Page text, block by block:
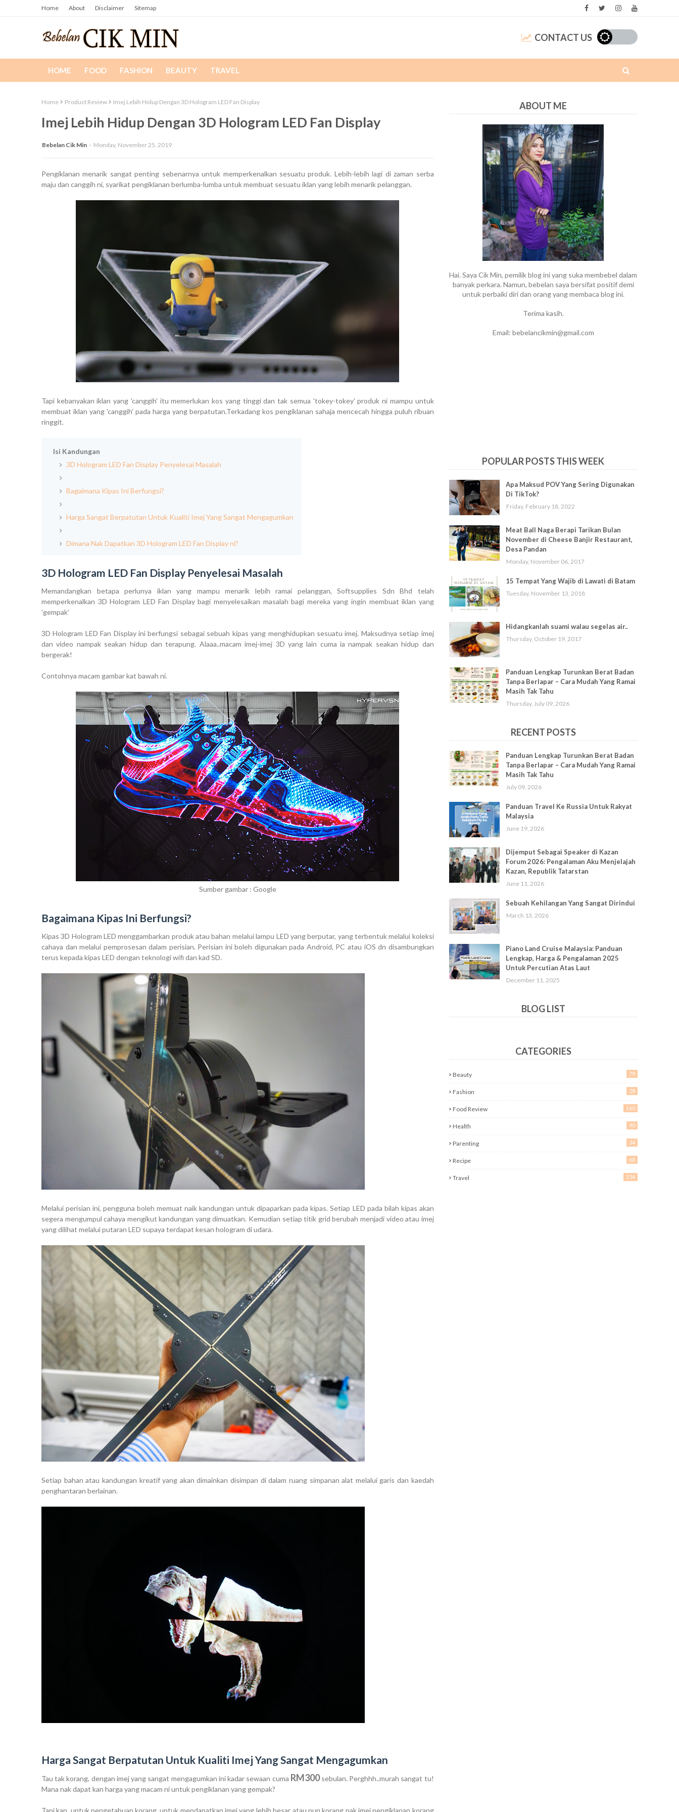
Home About Disclaimer Sitemap
CONTACT US
HOME FOOD FASHION BEAUTY TRAVEL
Home Product Review Imej Lebih Hidup Dengan 3D Hologram LED Fan Display
Imej Lebih Hidup Dengan 3D Hologram LED Fan Display
Bebelan Cik Min Monday, November 25, 2019
Pengiklanan menarik sangat penting sebenarnya untuk memperkenalkan sesuatu produk. Lebih-lebih lagi di zaman serba
maju dan canggih ni, syarikat pengiklanan berlumba-lumba untuk membuat sesuatu iklan yang lebih menarik pelanggan.
Tapi kebanyakan iklan yang 'canggih' itu memerlukan kos yang tinggi dan tak semua 'tokey-tokey' produk ni mampu untuk
membuat iklan yang 'canggih' pada harga yang berpatutan.Terkadang kos pengiklanan sahaja mencecah hingga puluh ribuan
ringgit.
Isi Kandungan
3D Hologram LED Fan Display Penyelesai Masalah
Bagaimana Kipas Ini Berfungsi?
Harga Sangat Berpatutan Untuk Kualiti Imej Yang Sangat Mengagumkan
Dimana Nak Dapatkan 3D Hologram LED Fan Display ni?
3D Hologram LED Fan Display Penyelesai Masalah
Memandangkan betapa perlunya iklan yang mampu menarik lebih ramai pelanggan, Softsupplies Sdn Bhd telah
memperkenalkan 3D Hologram LED Fan Display bagi menyelesaikan masalah bagi mereka yang ingin membuat iklan yang
'gempak'
3D Hologram LED Fan Display ini berfungsi sebagai sebuah kipas yang menghidupkan sesuatu imej. Maksudnya setiap imej
dan video nampak seakan hidup dan terapung. Alaaa..macam imej-imej 3D yang lain cuma ia nampak seakan hidup dan
bergerak!
Contohnya macam gambar kat bawah ni.
Sumber gambar : Google
Bagaimana Kipas Ini Berfungsi?
Kipas 3D Hologram LED menggambarkan produk atau bahan melalui lampu LED yang berputar, yang terbentuk melalui koleksi
cahaya dan melalui pemprosesan dalam perisian. Perisian ini boleh digunakan pada Android, PC atau iOS dn disambungkan
terus kepada kipas LED dengan teknologi wifi dan kad SD.
Melalui perisian ini, pengguna boleh memuat naik kandungan untuk dipaparkan pada kipas. Setiap LED pada bilah kipas akan
segera mengumpul cahaya mengikut kandungan yang dimuatkan. Kemudian setiap titik grid berubah menjadi video atau imej
yang dilihat melalui putaran LED supaya terdapat kesan hologram di udara.
Setiap bahan atau kandungan kreatif yang akan dimainkan disimpan di dalam ruang simpanan alat melalui garis dan kaedah
penghantaran berlainan.
Harga Sangat Berpatutan Untuk Kualiti Imej Yang Sangat Mengagumkan
Tau tak korang, dengan imej yang sangat mengagumkan ini kadar sewaan cuma RM300sebulan. Perghhh..murah sangat tu!
Mana nak dapat kan harga yang macam ni untuk pengiklanan yang gempak?
ABOUT ME
Hai. Saya Cik Min, pemilik blog ini yang suka membebel dalam
banyak perkara. Namun, bebelan saya bersifat positif demi
untuk perbaiki diri dan orang yang membaca blog ini.
Terima kasih.
Email: bebelancikmin@gmail.com
POPULAR POSTS THIS WEEK
Apa Maksud POV Yang Sering Digunakan
Di TikTok?
Friday, February 18, 2022
Meat Ball Naga Berapi Tarikan Bulan
November di Cheese Banjir Restaurant,
Desa Pandan
Monday, November 06, 2017
15 Tempat Yang Wajib di Lawati di Batam
Tuesday, November 13, 2018
Hidangkanlah suami walau segelas air..
Thursday, October 19, 2017
Panduan Lengkap Turunkan Berat Badan
Tanpa Berlapar – Cara Mudah Yang Ramai
Masih Tak Tahu
Thursday, July 09, 2026
RECENT POSTS
Panduan Lengkap Turunkan Berat Badan
Tanpa Berlapar – Cara Mudah Yang Ramai
Masih Tak Tahu
July 09, 2026
Panduan Travel Ke Russia Untuk Rakyat
Malaysia
June 19, 2026
Dijemput Sebagai Speaker di Kazan
Forum 2026: Pengalaman Aku Menjelajah
Kazan, Republik Tatarstan
June 11, 2026
Sebuah Kehilangan Yang Sangat Dirindui
March 13, 2026
Piano Land Cruise Malaysia: Panduan
Lengkap, Harga & Pengalaman 2025
Untuk Percutian Atas Laut
December 11, 2025
BLOG LIST
CATEGORIES
Beauty 79
Fashion 28
Food Review 160
Health 90
Parenting 34
Recipe 68
Travel 154